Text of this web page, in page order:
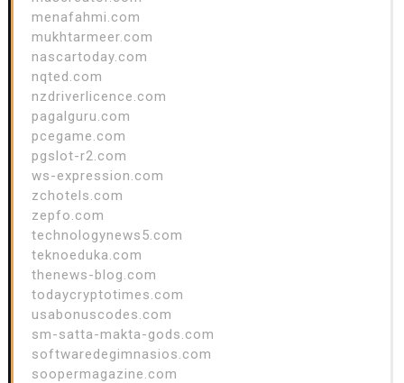
menafahmi.com
mukhtarmeer.com
nascartoday.com
nqted.com
nzdriverlicence.com
pagalguru.com
pcegame.com
pgslot-r2.com
ws-expression.com
zchotels.com
zepfo.com
technologynews5.com
teknoeduka.com
thenews-blog.com
todaycryptotimes.com
usabonuscodes.com
sm-satta-makta-gods.com
softwaredegimnasios.com
soopermagazine.com